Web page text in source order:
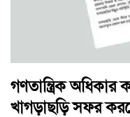
গণতান্ত্রিক অধিকার
খাগড়াছড়ি সফর